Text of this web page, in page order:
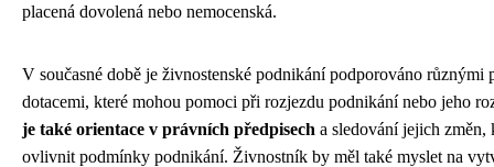
placená dovolená nebo nemocenská.
V současné době je živnostenské podnikání podporováno různými
dotacemi, které mohou pomoci při rozjezdu podnikání nebo jeho
je také orientace v právních předpisech a sledování jejich změn,
ovlivnit podmínky podnikání. Živnostník by měl také myslet na